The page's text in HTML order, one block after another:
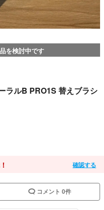
を検討中です
ラルB PRO1S 替えブラシ
確認する
コメント 0件